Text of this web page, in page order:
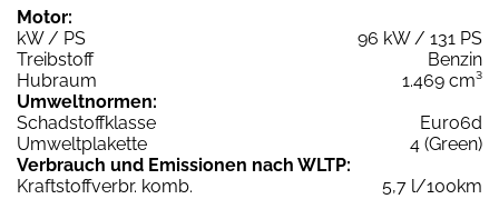
Motor:
kW / PS
96 kW / 131 PS
Treibstoff
Benzin
Hubraum
1.469 cm³
Umweltnormen:
Schadstoffklasse
Euro6d
Umweltplakette
4 (Green)
Verbrauch und Emissionen nach WLTP:
Kraftstoffverbr. komb.
5,7 l/100km